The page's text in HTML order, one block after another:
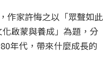
作家許悔之以「眾聲如此
啟蒙與養成」為題，分
年代，帶來什麼成長的